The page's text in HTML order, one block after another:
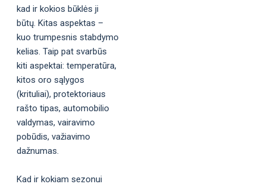
kad ir kokios būklės ji
būtų. Kitas aspektas –
kuo trumpesnis stabdymo
kelias. Taip pat svarbūs
kiti aspektai: temperatūra,
kitos oro sąlygos
(krituliai), protektoriaus
rašto tipas, automobilio
valdymas, vairavimo
pobūdis, važiavimo
dažnumas.
Kad ir kokiam sezonui